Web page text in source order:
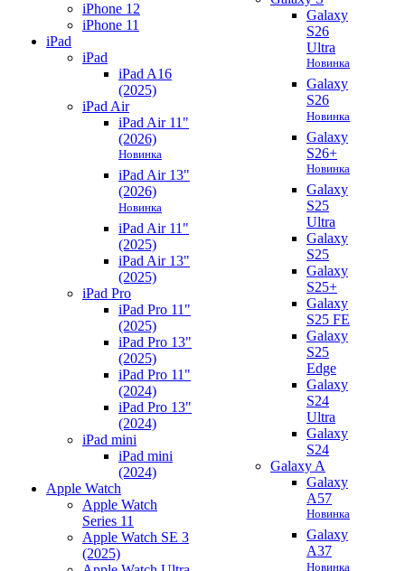
iPhone 12
iPhone 11
iPad
iPad
iPad A16
(2025)
iPad Air
iPad Air 11"
(2026)
Новинка
iPad Air 13"
(2026)
Новинка
iPad Air 11"
(2025)
iPad Air 13"
(2025)
iPad Pro
iPad Pro 11"
(2025)
iPad Pro 13"
(2025)
iPad Pro 11"
(2024)
iPad Pro 13"
(2024)
iPad mini
iPad mini
(2024)
Apple Watch
Apple Watch
Series 11
Apple Watch SE 3
(2025)
Galaxy
S26
Ultra
Новинка
Galaxy
S26
Новинка
Galaxy
S26+
Новинка
Galaxy
S25
Ultra
Galaxy
S25
Galaxy
S25+
Galaxy
S25 FE
Galaxy
S25
Edge
Galaxy
S24
Ultra
Galaxy
S24
Galaxy A
Galaxy
A57
Новинка
Galaxy
A37
Новинка